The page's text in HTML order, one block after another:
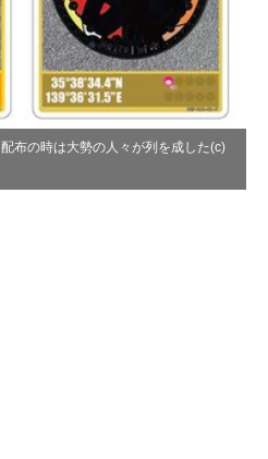
布の時は大勢の人々が列を成した(c)